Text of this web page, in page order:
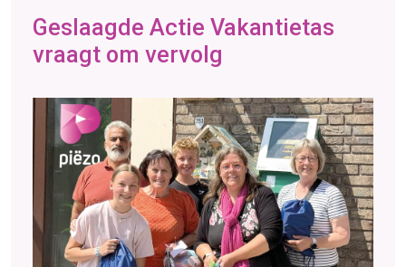
Geslaagde Actie Vakantietas
vraagt om vervolg